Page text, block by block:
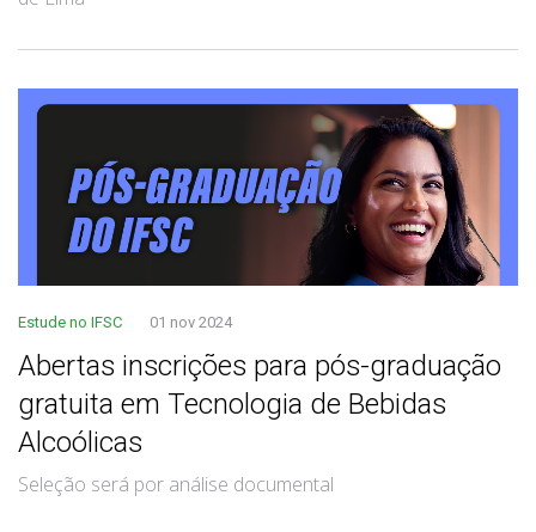
Estude no IFSC 01 nov 2024
Abertas inscrições para pós-graduação
gratuita em Tecnologia de Bebidas
Alcoólicas
Seleção será por análise documental